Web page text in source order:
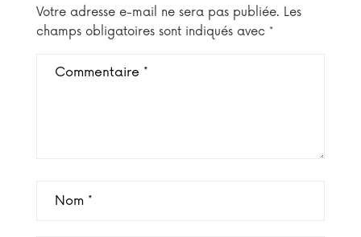
Votre adresse e-mail ne sera pas publiée. Les
champs obligatoires sont indiqués avec *